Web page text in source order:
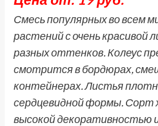
Смесь популярных во всем
растений с очень красивой
разных оттенков. Колеус
смотрится в бордюрах,
контейнерах. Листья
сердцевидной формы. Сорт
высокой декоративностью